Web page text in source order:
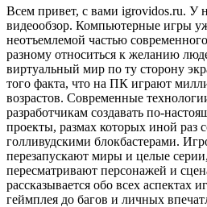
Всем привет, с вами igrovidos.ru. У
видеообзор. Компьютерные игры
неотъемлемой частью
разному относиться к желанию
виртуальный мир по ту сторону
того факта, что на ПК играют
возрастов. Современные
разработчикам создавать по-
проекты, размах которых иной раз
голливудскими блокбастерами.
перезапускают миры и целые
пересматривают персонажей и
рассказывается обо всех аспектах
геймплея до багов и личных